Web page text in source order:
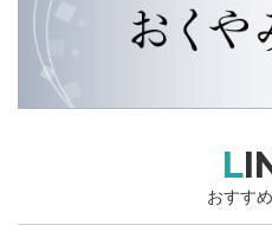
おすす